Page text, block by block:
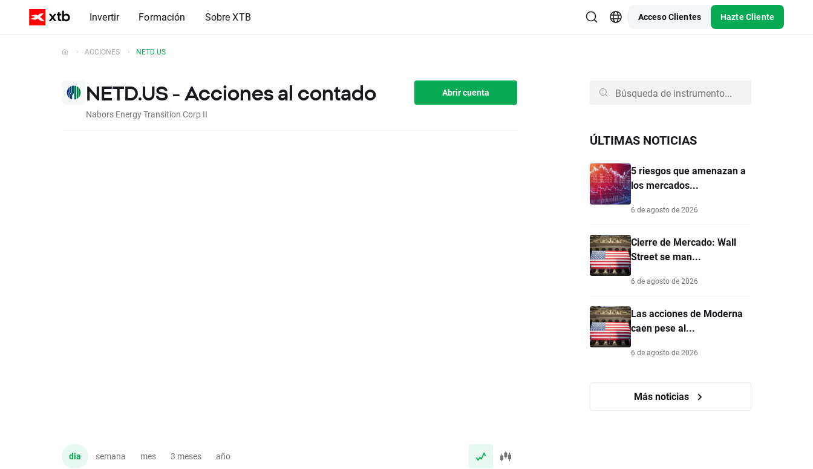
Invertir Formación Sobre XTB Acceso Clientes Hazte Cliente
ACCIONES NETD.US
NETD.US - Acciones al contado
Nabors Energy Transition Corp II
Abrir cuenta
dia semana mes 3 meses año
ÚLTIMAS NOTICIAS
5 riesgos que amenazan a
los mercados...
6 de agosto de 2026
Cierre de Mercado: Wall
Street se man...
6 de agosto de 2026
Las acciones de Moderna
caen pese al...
6 de agosto de 2026
Más noticias